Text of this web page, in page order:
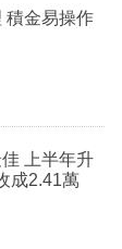
積金易操作
升
收成2.41萬